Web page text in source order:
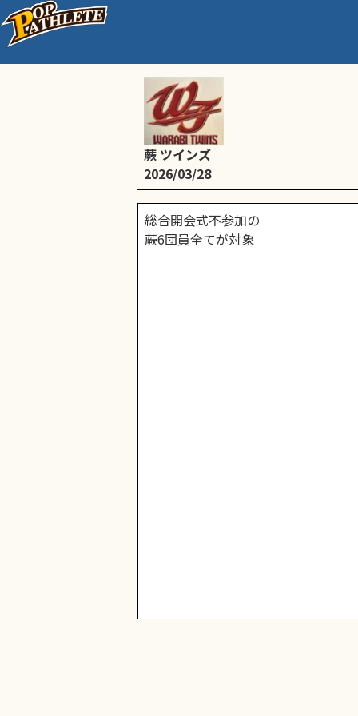
蕨 ツインズ
2026/03/28
総合開会式不参加の
蕨6団員全てが対象